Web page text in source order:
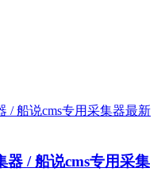
器 / 船说cms专用采集